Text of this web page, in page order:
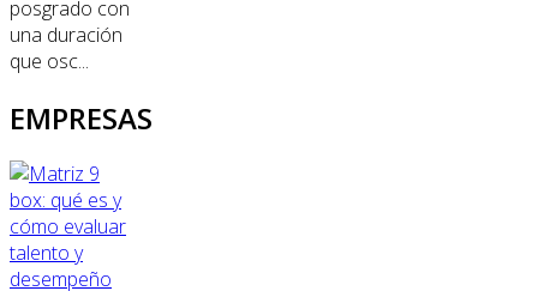
posgrado con
una duración
que osc...
EMPRESAS